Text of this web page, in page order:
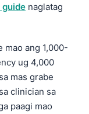
guide naglatag
mao ang 1,000-
ug 4,000
mas grabe
clinician sa
paagi mao